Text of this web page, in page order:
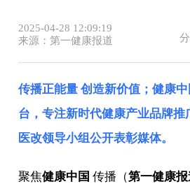
2025-04-28 12:09:19
来源：第一健康报道
传播正能量 创造新价值；健康
台，专注新时代健康产业品牌推
医改领导小组公开表彰媒体。
聚焦健康中国 传播（第一健康